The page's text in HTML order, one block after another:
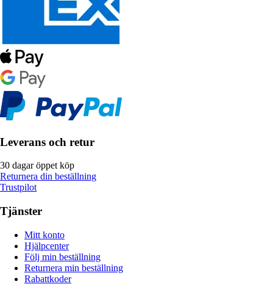
Leverans och retur
30 dagar öppet köp
Returnera din beställning
Trustpilot
Tjänster
Mitt konto
Hjälpcenter
Följ min beställning
Returnera min beställning
Rabattkoder